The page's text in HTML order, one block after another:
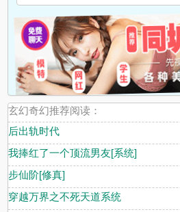
玄幻奇幻推荐阅读：
后出轨时代
我捧红了一个顶流男友[系统]
步仙阶[修真]
穿越万界之不死天道系统